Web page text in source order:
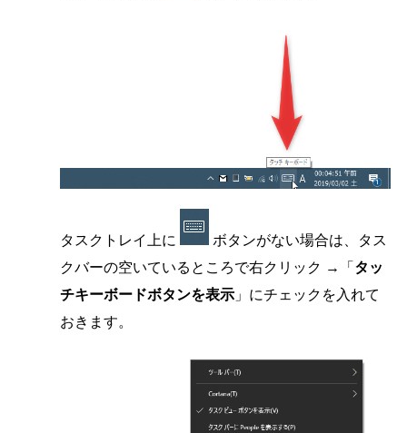
タスクトレイ上に
ボタンがない場合は、タス
クバーの空いているところで右クリック →「 タッ
チキーボードボタンを表示 」にチェックを入れて
おきます。